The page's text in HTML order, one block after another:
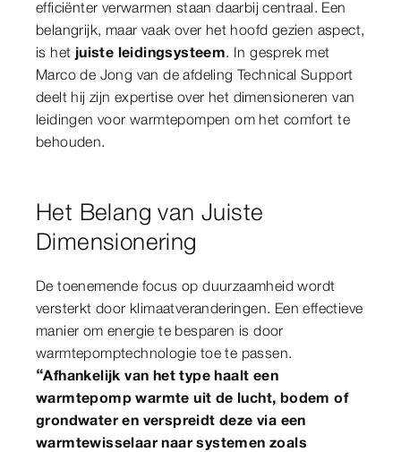
efficiënter verwarmen staan daarbij centraal. Een
belangrijk, maar vaak over het hoofd gezien aspect,
is het juiste leidingsysteem. In gesprek met
Marco de Jong van de afdeling Technical Support
deelt hij zijn expertise over het dimensioneren van
leidingen voor warmtepompen om het comfort te
behouden.
Het Belang van Juiste
Dimensionering
De toenemende focus op duurzaamheid wordt
versterkt door klimaatveranderingen. Een effectieve
manier om energie te besparen is door
warmtepomptechnologie toe te passen.
“Afhankelijk van het type haalt een
warmtepomp warmte uit de lucht, bodem of
grondwater en verspreidt deze via een
warmtewisselaar naar systemen zoals